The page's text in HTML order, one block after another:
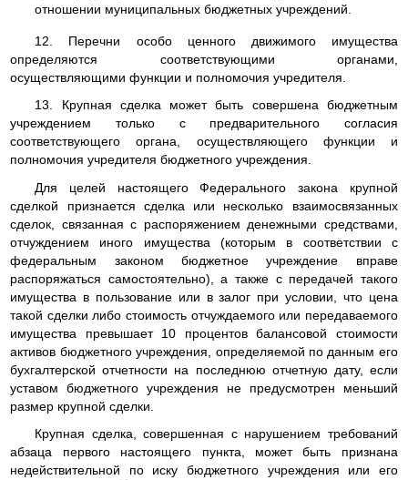
отношении муниципальных бюджетных учреждений.
12. Перечни особо ценного движимого имущества
определяются соответствующими органами,
осуществляющими функции и полномочия учредителя.
13. Крупная сделка может быть совершена бюджетным
учреждением только с предварительного согласия
соответствующего органа, осуществляющего функции и
полномочия учредителя бюджетного учреждения.
Для целей настоящего Федерального закона крупной
сделкой признается сделка или несколько взаимосвязанных
сделок, связанная с распоряжением денежными средствами,
отчуждением иного имущества (которым в соответствии с
федеральным законом бюджетное учреждение вправе
распоряжаться самостоятельно), а также с передачей такого
имущества в пользование или в залог при условии, что цена
такой сделки либо стоимость отчуждаемого или передаваемого
имущества превышает 10 процентов балансовой стоимости
активов бюджетного учреждения, определяемой по данным его
бухгалтерской отчетности на последнюю отчетную дату, если
уставом бюджетного учреждения не предусмотрен меньший
размер крупной сделки.
Крупная сделка, совершенная с нарушением требований
абзаца первого настоящего пункта, может быть признана
недействительной по иску бюджетного учреждения или его